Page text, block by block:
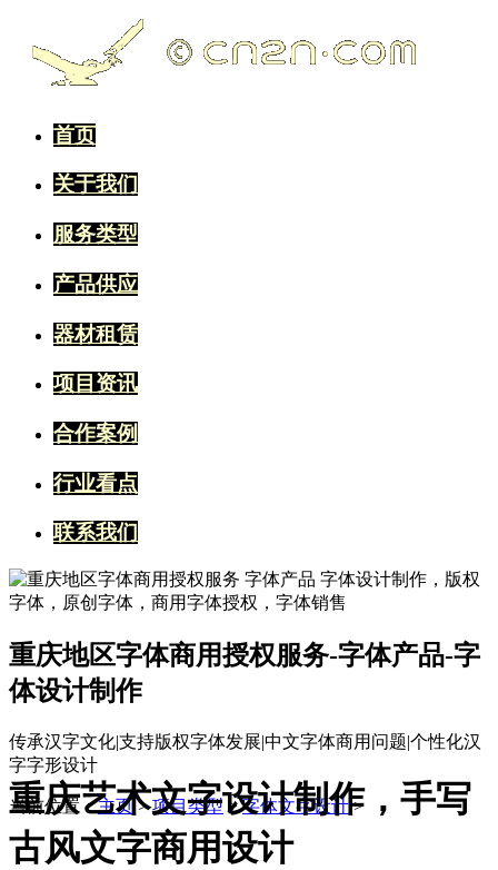
首页
关于我们
服务类型
产品供应
器材租赁
项目资讯
合作案例
行业看点
联系我们
重庆地区字体商用授权服务-字体产品-字
体设计制作
传承汉字文化|支持版权字体发展|中文字体商用问题|个性化汉
字字形设计
当前位置：主页>项目类型 >字体文字设计>
重庆艺术文字设计制作，手写
古风文字商用设计